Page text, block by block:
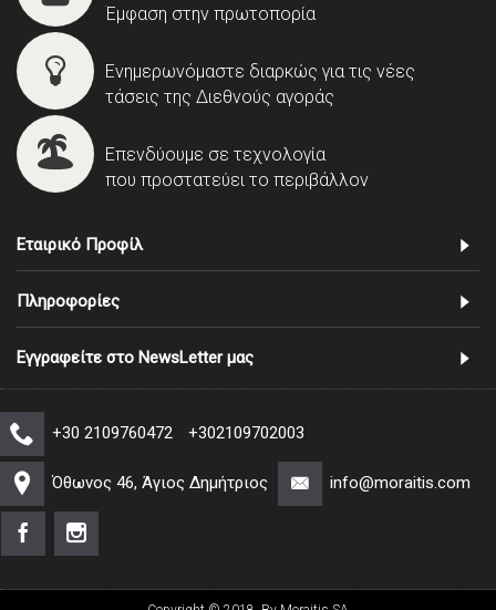
Έμφαση στην πρωτοπορία
Ενημερωνόμαστε διαρκώς για τις νέες
τάσεις της Διεθνούς αγοράς
Επενδύουμε σε τεχνολογία
που προστατεύει το περιβάλλον
Εταιρικό Προφίλ
Πληροφορίες
Εγγραφείτε στο NewsLetter μας
+30 2109760472 +302109702003
Όθωνος 46, Άγιος Δημήτριος info@moraitis.com